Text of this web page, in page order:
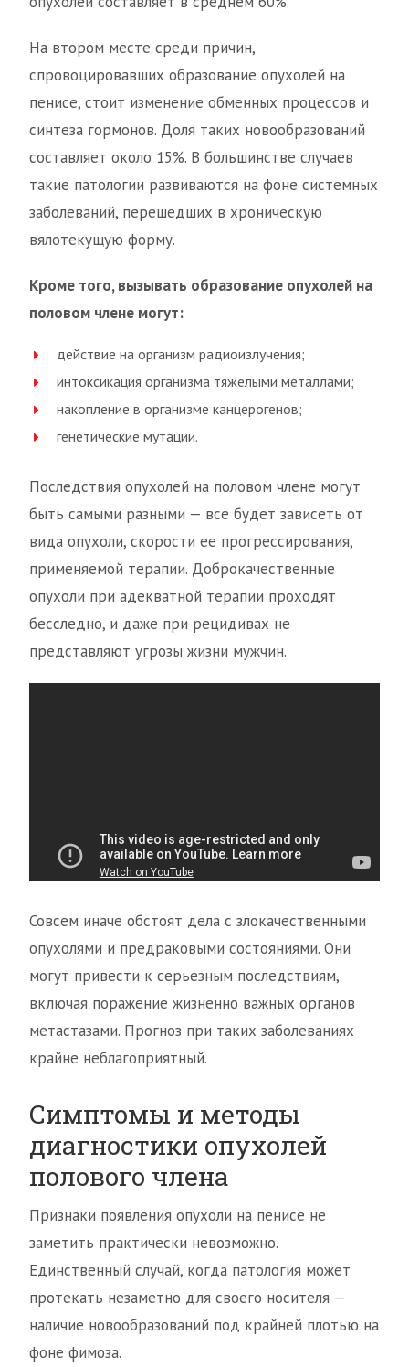
На втором месте среди причин,
спровоцировавших образование опухолей на
пенисе, стоит изменение обменных процессов и
синтеза гормонов. Доля таких новообразований
составляет около 15%. В большинстве случаев
такие патологии развиваются на фоне системных
заболеваний, перешедших в хроническую
вялотекущую форму.
Кроме того, вызывать образование опухолей на
половом члене могут:
действие на организм радиоизлучения;
интоксикация организма тяжелыми металлами;
накопление в организме канцерогенов;
генетические мутации.
Последствия опухолей на половом члене могут
быть самыми разными — все будет зависеть от
вида опухоли, скорости ее прогрессирования,
применяемой терапии. Доброкачественные
опухоли при адекватной терапии проходят
бесследно, и даже при рецидивах не
представляют угрозы жизни мужчин.
Совсем иначе обстоят дела с злокачественными
опухолями и предраковыми состояниями. Они
могут привести к серьезным последствиям,
включая поражение жизненно важных органов
метастазами. Прогноз при таких заболеваниях
крайне неблагоприятный.
Симптомы и методы
диагностики опухолей
полового члена
Признаки появления опухоли на пенисе не
заметить практически невозможно.
Единственный случай, когда патология может
протекать незаметно для своего носителя —
наличие новообразований под крайней плотью на
фоне фимоза.